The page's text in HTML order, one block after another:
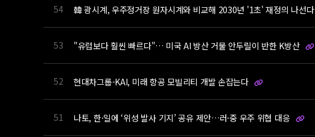
54 韓 광시계, 우주정거장 원자시계와 비교해 2030년 '1초' 재정의 나선다
53 "유럽보다 훨씬 빠르다"… 미국 AI 방산 거물 안두릴이 반한 K방산
52 현대차그룹-KAI, 미래 항공 모빌리티 개발 손잡는다
51 나토, 한·일에 ‘위성 발사 기지’ 공유 제안…러·중 우주 위협 대응